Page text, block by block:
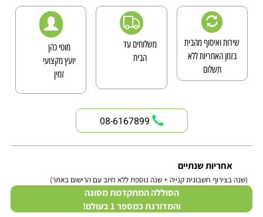
שירות ואיסוף מהבית
בזמן האחריות ללא
תשלום
משלוחים עד
הבית
מוטי כהן
יועץ מקצועי
זמין
08-6167899
אחריות שנתיים
(שנה בצירוף חשבונית קנייה + שנה נוספת ללא חיוב עם הרישום באתר)
הסוללה המתקדמת מסוגה
והמדורגת כמספר 1 בעולם!